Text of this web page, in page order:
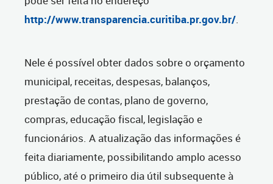
http://www.transparencia.curitiba.pr.gov.br/.
Nele é possível obter dados sobre o orçamento
municipal, receitas, despesas, balanços,
prestação de contas, plano de governo,
compras, educação fiscal, legislação e
funcionários. A atualização das informações é
feita diariamente, possibilitando amplo acesso
público, até o primeiro dia útil subsequente à